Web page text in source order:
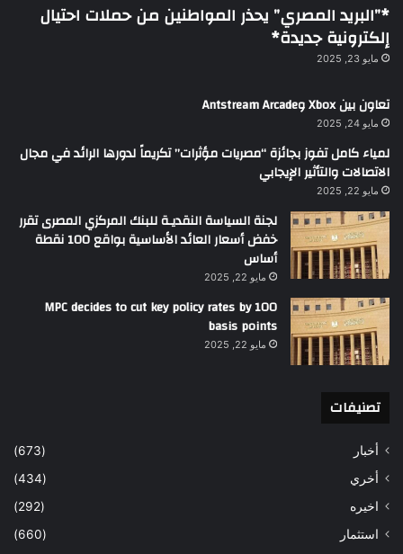
*”البريد المصري” يحذر المواطنين من حملات احتيال
إلكترونية جديدة*
مايو 23, 2025
تعاون بين Xbox وAntstream Arcade
مايو 24, 2025
لمياء كامل تفوز بجائزة “مصريات مؤثرات” تكريماً لدورها الرائد في مجال
الاتصالات والتأثير الإيجابي
مايو 22, 2025
لجنة السياسة النقديـة للبنك المركزي المصرى تقرر
خفض أسعار العائد الأساسية بواقع 100 نقطة
أساس
مايو 22, 2025
MPC decides to cut key policy rates by 100
basis points
مايو 22, 2025
تصنيفات
أخبار
(673)
أخري
(434)
اخيره
(292)
استثمار
(660)